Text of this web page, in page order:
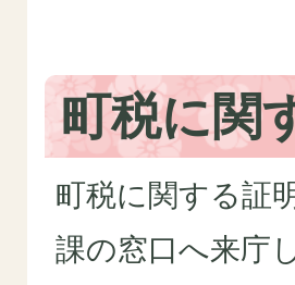
町税に関
町税に関する証
課の窓口へ来庁